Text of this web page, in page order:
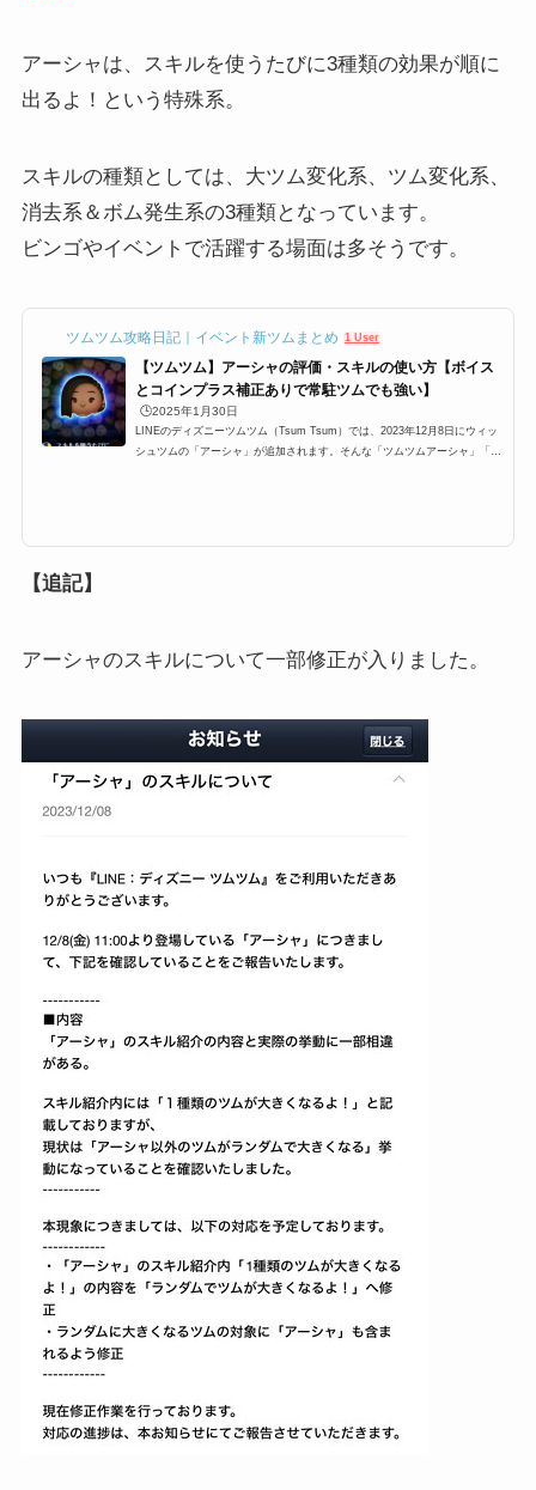
アーシャは、スキルを使うたびに3種類の効果が順に
出るよ！という特殊系。
スキルの種類としては、大ツム変化系、ツム変化系、
消去系＆ボム発生系の3種類となっています。
ビンゴやイベントで活躍する場面は多そうです。
ツムツム攻略日記｜イベント新ツムまとめ 1 User
【ツムツム】アーシャの評価・スキルの使い方【ボイス
とコインプラス補正ありで常駐ツムでも強い】
🕒️2025年1月30日
LINEのディズニーツムツム（Tsum Tsum）では、2023年12月8日にウィッ
シュツムの「アーシャ」が追加されます。そんな「ツムツムアーシャ」「ア
【追記】
アーシャのスキルについて一部修正が入りました。